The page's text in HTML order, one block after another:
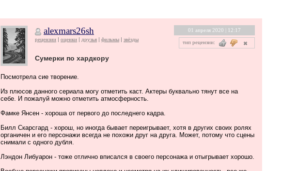
alexmars26sh
рецензии оценки друзья фильмы звёзды
Сумерки по хардкору
Посмотрела сие творение.
Из плюсов данного сериала могу отметить каст. Актеры буквально тянут все на
себе. И пожалуй можно отметить атмосферность.
Фамке Янсен - хороша от первого до последнего кадра.
Билл Скарсгард - хорош, но иногда бывает переигрывает, хотя в других своих ролях
органичен и его персонажи всегда не похожи друг на друга. Может, потому что сцены
снимали с одного дубля.
Лэндон Либуарон - тоже отлично вписался в своего персонажа и отыгрывает хорошо.
01 апреля 2020 | 12:17
тип рецензии: